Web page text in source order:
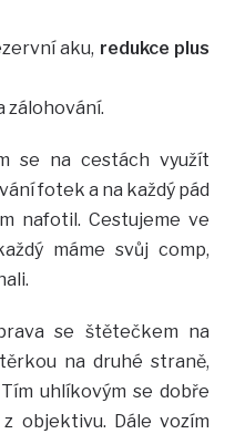
aku, redukce plus
zálohování.
se na cestách využít
fotek a na každý pád
nafotil. Cestujeme ve
máme svůj comp,
se štětečkem na
na druhé straně,
uhlíkovým se dobře
objektivu. Dále vozím